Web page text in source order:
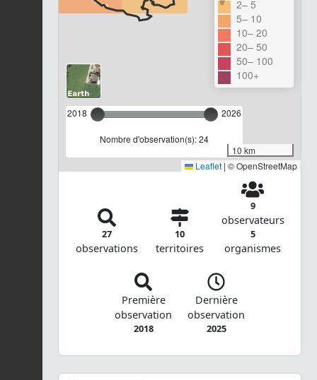
2018 2026
Nombre d'observation(s): 24
2– 5
5– 10
10– 20
20– 50
50– 100
100+
10 km
Leaflet | © OpenStreetMap
27
observations
10
territoires
9
observateurs
5
organismes
Première
observation
2018
Dernière
observation
2025